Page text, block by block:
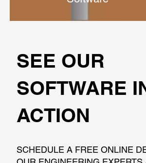
SEE OUR
SOFTWARE
ACTION
SCHEDULE A FREE ONLINE